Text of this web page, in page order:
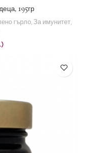
195гр
гърло, За имунитет,